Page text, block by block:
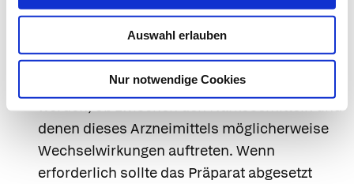
Auswahl erlauben
Nur notwendige Cookies
Haut erhöhen, ist eine Verstärkung der
unerwünschten Wirkungen an der Haut
möglich.
Vor geplanten Operationen sollte geklärt
werden, ob zwischen den Narkosemitteln und
denen dieses Arzneimittels möglicherweise
Wechselwirkungen auftreten. Wenn
erforderlich sollte das Präparat abgesetzt